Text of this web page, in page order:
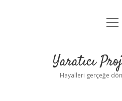
Yasal
Yaratıcı
Hayalleri gerçeğe